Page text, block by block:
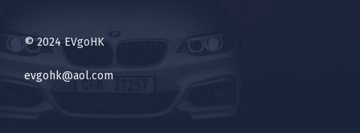
© 2024 EVgoHK
evgohk@aol.com